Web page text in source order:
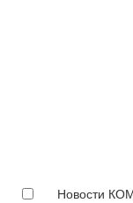
Новости